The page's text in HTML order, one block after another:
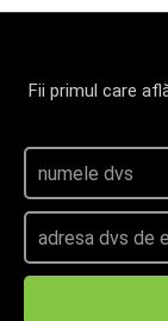
Fii primul care